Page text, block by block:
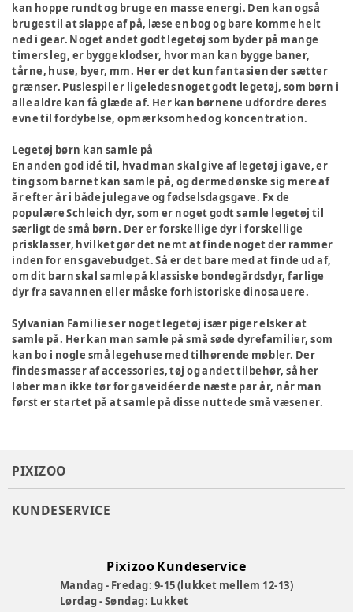
kan hoppe rundt og bruge en masse energi. Den kan også
bruges til at slappe af på, læse en bog og bare komme helt
ned i gear. Noget andet godt legetøj som byder på mange
timers leg, er byggeklodser, hvor man kan bygge baner,
tårne, huse, byer, mm. Her er det kun fantasien der sætter
grænser. Puslespil er ligeledes noget godt legetøj, som børn i
alle aldre kan få glæde af. Her kan børnene udfordre deres
evne til fordybelse, opmærksomhed og koncentration.
Legetøj børn kan samle på
En anden god idé til, hvad man skal give af legetøj i gave, er
ting som barnet kan samle på, og dermed ønske sig mere af
år efter år i både julegave og fødselsdagsgave. Fx de
populære Schleich dyr, som er noget godt samle legetøj til
særligt de små børn. Der er forskellige dyr i forskellige
prisklasser, hvilket gør det nemt at finde noget der rammer
inden for ens gavebudget. Så er det bare med at finde ud af,
om dit barn skal samle på klassiske bondegårdsdyr, farlige
dyr fra savannen eller måske forhistoriske dinosauere.
Sylvanian Families er noget legetøj især piger elsker at
samle på. Her kan man samle på små søde dyrefamilier, som
kan bo i nogle små legehuse med tilhørende møbler. Der
findes masser af accessories, tøj og andet tilbehør, så her
løber man ikke tør for gaveidéer de næste par år, når man
først er startet på at samle på disse nuttede små væsener.
PIXIZOO
KUNDESERVICE
Pixizoo Kundeservice
Mandag - Fredag: 9-15 (lukket mellem 12-13)
Lørdag - Søndag: Lukket